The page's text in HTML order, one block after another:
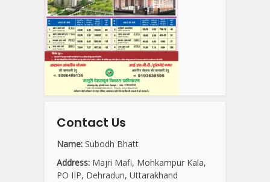
Contact Us
Name: Subodh Bhatt
Address: Majri Mafi, Mohkampur Kala,
PO IIP, Dehradun, Uttarakhand